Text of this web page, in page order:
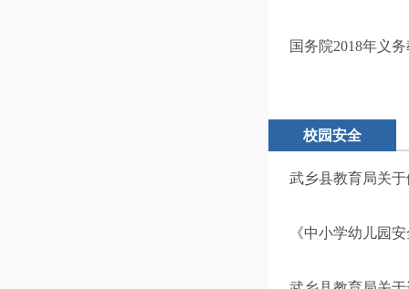
国务院2018年义
校园安全
武乡县教育局关
《中小学幼儿园